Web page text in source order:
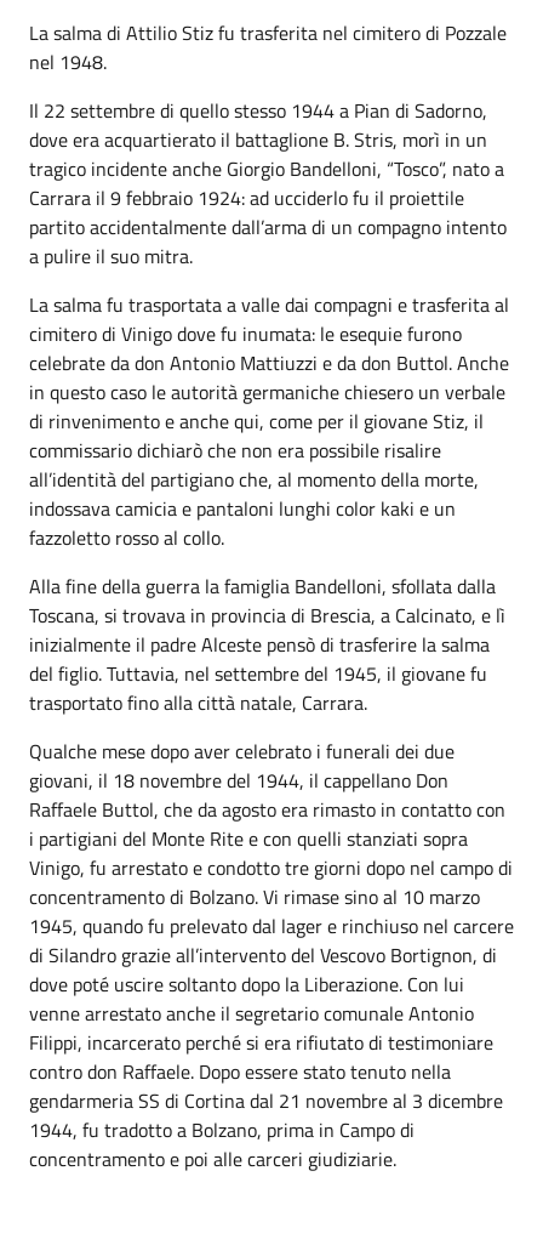
La salma di Attilio Stiz fu trasferita nel cimitero di Pozzale
nel 1948.
Il 22 settembre di quello stesso 1944 a Pian di Sadorno,
dove era acquartierato il battaglione B. Stris, morì in un
tragico incidente anche Giorgio Bandelloni, “Tosco”, nato a
Carrara il 9 febbraio 1924: ad ucciderlo fu il proiettile
partito accidentalmente dall’arma di un compagno intento
a pulire il suo mitra.
La salma fu trasportata a valle dai compagni e trasferita al
cimitero di Vinigo dove fu inumata: le esequie furono
celebrate da don Antonio Mattiuzzi e da don Buttol. Anche
in questo caso le autorità germaniche chiesero un verbale
di rinvenimento e anche qui, come per il giovane Stiz, il
commissario dichiarò che non era possibile risalire
all’identità del partigiano che, al momento della morte,
indossava camicia e pantaloni lunghi color kaki e un
fazzoletto rosso al collo.
Alla fine della guerra la famiglia Bandelloni, sfollata dalla
Toscana, si trovava in provincia di Brescia, a Calcinato, e lì
inizialmente il padre Alceste pensò di trasferire la salma
del figlio. Tuttavia, nel settembre del 1945, il giovane fu
trasportato fino alla città natale, Carrara.
Qualche mese dopo aver celebrato i funerali dei due
giovani, il 18 novembre del 1944, il cappellano Don
Raffaele Buttol, che da agosto era rimasto in contatto con
i partigiani del Monte Rite e con quelli stanziati sopra
Vinigo, fu arrestato e condotto tre giorni dopo nel campo di
concentramento di Bolzano. Vi rimase sino al 10 marzo
1945, quando fu prelevato dal lager e rinchiuso nel carcere
di Silandro grazie all’intervento del Vescovo Bortignon, di
dove poté uscire soltanto dopo la Liberazione. Con lui
venne arrestato anche il segretario comunale Antonio
Filippi, incarcerato perché si era rifiutato di testimoniare
contro don Raffaele. Dopo essere stato tenuto nella
gendarmeria SS di Cortina dal 21 novembre al 3 dicembre
1944, fu tradotto a Bolzano, prima in Campo di
concentramento e poi alle carceri giudiziarie.